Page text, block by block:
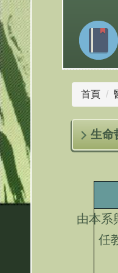
首頁
生命
由本系
任